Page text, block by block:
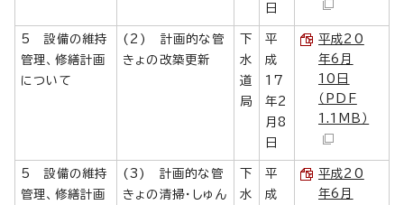
日
5 設備の維持
管理、修繕計画
について
(2) 計画的な管
きょの改築更新
下
水
道
局
平
成
17
年2
月8
日
平成20
年6月
10日
（PDF
1.1MB）
5 設備の維持
管理、修繕計画
(3) 計画的な管
きょの清掃・しゅん
下
水
平
成
平成20
年6月